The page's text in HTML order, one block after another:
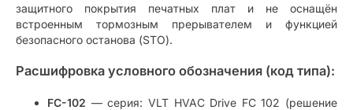
защитного покрытия печатных плат и не оснащён
встроенным тормозным прерывателем и функцией
безопасного останова (STO).
Расшифровка условного обозначения (код типа):
FC-102 — серия: VLT HVAC Drive FC 102 (решение